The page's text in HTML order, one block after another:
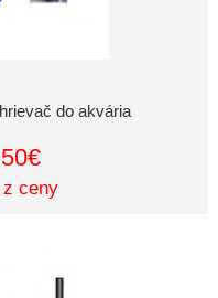
do akvária
ceny